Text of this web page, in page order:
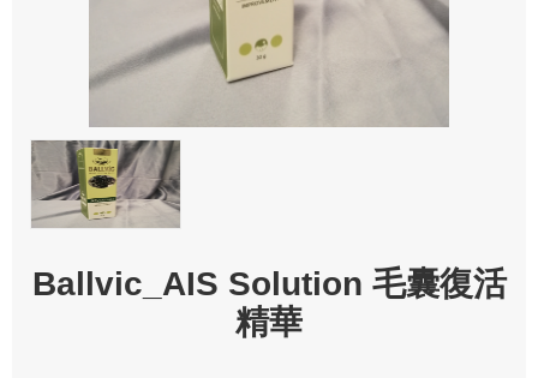
Ballvic_AIS Solution 毛囊復活
精華